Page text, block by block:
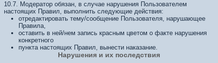
10.7. Модератор обязан, в случае нарушения Пользователем
настоящих Правил, выполнить следующие действия:
отредактировать тему/сообщение Пользователя, нарушающее
Правила,
оставить в ней/нем запись красным цветом о факте нарушения
конкретного
пункта настоящих Правил, вынести наказание.
Нарушения и их последствия